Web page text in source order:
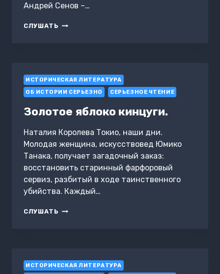
Андрей Сенов –…
СЛУШАТЬ ОЩУЩЕНИЕ
ИСТОРИЧЕСКАЯ ЛИТЕРАТУРА
ОБ ИСТОРИИ СЕРЬЕЗНО
СЕРЬЕЗНОЕ ЧТЕНИЕ
Золотое яблоко кинцуги.
Наталия Королева Токио, наши дни.
Молодая женщина, искусствовед Юмико
Танака, получает загадочный заказ:
восстановить старинный фарфоровый
сервиз, разбитый в ходе таинственного
убийства. Каждый…
СЛУШАТЬ ЗОЛОТОЕ
ИСТОРИЧЕСКАЯ ЛИТЕРАТУРА